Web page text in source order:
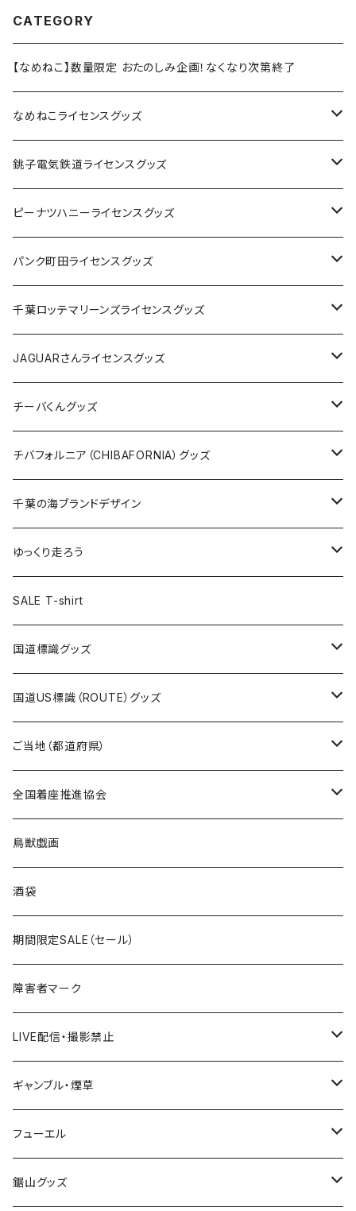
CATEGORY
【なめねこ】数量限定 おたのしみ企画！なくなり次第終了
なめねこライセンスグッズ
Tシャツ
キャップ
ステッカー
缶バッジ
ホテルキーホルダー
銚子電気鉄道ライセンスグッズ
ステッカー
缶バッジ
アクリルキーホルダー
ホテルキーホルダー
クリアファイル
Tシャツ
キャップ
トートバッグ
ランチバッグ
エコバッグ
ピーナツハニーライセンスグッズ
Tシャツ
キャップ
バッグ
ステッカー
缶バッジ
キーホルダー
クリアファイル
パンク町田ライセンスグッズ
Tシャツ
キャップ
バッグ
ステッカー
缶バッジ
キーホルダー
クリアファイル
千葉ロッテマリーンズライセンスグッズ
ステッカー
ステッカー
ステッカー大
缶バッジ
缶バッジ32mm
缶バッジ54mm
エコバッグ
JAGUARさんコラボグッズ
Tシャツ
ステッカー
サコッシュ
ホテルキーホルダー
モーテルキーホルダー
トートバッグ
JAGUARさんライセンスグッズ
Tシャツ
ステッカー
缶バッジ
クリアファイル
マスク
エコバッグ
千葉ロッテマリーンズコラボ
チーバくんグッズ
Tシャツ
キャップ
エコバッグ
ステッカー
モーテルキーホルダー
ホテルキーホルダー
トートバッグ
チバフォルニア（CHIBAFORNIA）グッズ
Tシャツ
キャップ
ステッカー
ホテルキーホルダー
千葉の海ブランドデザイン
Tシャツ
キャップ
ステッカー
ゆっくり走ろう
Tシャツ
ステッカー
ホテルキーホルダー
SALE T-shirt
国道標識グッズ
ステッカー
国道0～99号線
国道100～199号線
国道600～699号線
国道700～799号線
Tシャツ
キャップ
国道US標識（ROUTE）グッズ
ステッカー
ROUTE 0～99号線
ROUTE100～199号線
ROUTE600～699号線
ROUTE700～799号線
Tシャツ
ROUTE 0～99号線
ROUTE 100～199号線
ROUTE 600～699号線
ROUTE 700～799号線
キャップ
ROUTE 0～99号線
ROUTE 100～199号線
ROUTE 600～699号線
ROUTE 700～799号線
ご当地（都道府県）
北海道
青森県
岩手県
宮城県
秋田県
Tシャツ
ステッカー
山形県
福島県
茨城県
栃木県
全国着座推進協会
ステッカー
鳥獣戯画
酒袋
期間限定SALE（セール）
障害者マーク
LIVE配信・撮影禁止
LIVE配信禁止
撮影禁止
ギャンブル・煙草
ホテルキーホルダー
たばこ・禁煙ステッカー
フューエル
ステッカー
鋸山グッズ